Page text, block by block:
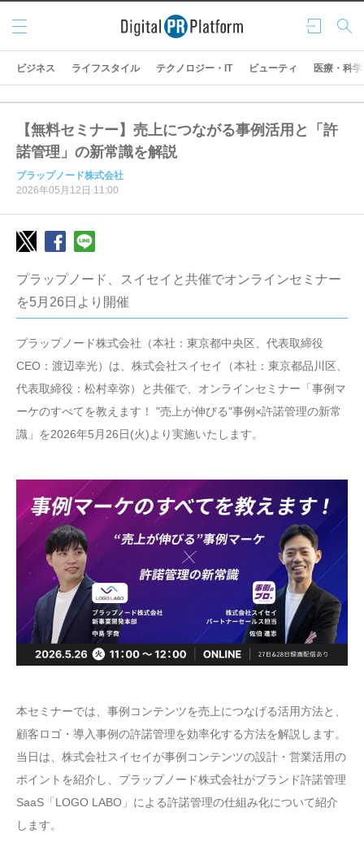
ログ
イン
検索
メニ
ュー
ビジネス ライフスタイル テクノロジー・IT ビューティ 医療・科学
【無料セミナー】売上につながる事例活用と「許
諾管理」の新常識を解説
プラップノード株式会社
2026年05月12日 11:00
プラップノード、スイセイと共催でオンラインセミナー
を5月26日より開催
プラップノード株式会社（本社：東京都中央区、代表取締役
CEO：渡辺幸光）は、株式会社スイセイ（本社：東京都品川区、
代表取締役：松村幸弥）と共催で、オンラインセミナー「事例マ
ーケのすべてを教えます！ "売上が伸びる"事例×許諾管理の新常
識」を2026年5月26日(火)より実施いたします。
本セミナーでは、事例コンテンツを売上につなげる活用方法と、
顧客ロゴ・導入事例の許諾管理を効率化する方法を解説します。
当日は、株式会社スイセイが事例コンテンツの設計・営業活用の
ポイントを紹介し、プラップノード株式会社がブランド許諾管理
SaaS「LOGO LABO」による許諾管理の仕組み化について紹介
します。